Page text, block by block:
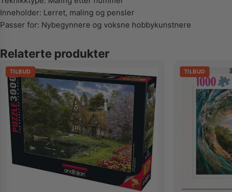
Inneholder: Lerret, maling og pensler
Passer for: Nybegynnere og voksne hobbykunstnere
Relaterte produkter
TILBUD TILBUD